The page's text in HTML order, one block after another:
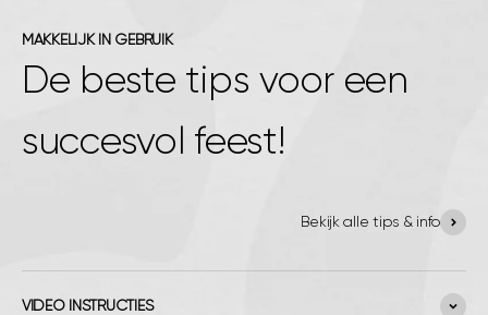
MAKKELIJK IN GEBRUIK
De beste tips voor een
succesvol feest!
Bekijk alle tips & info
VIDEO INSTRUCTIES